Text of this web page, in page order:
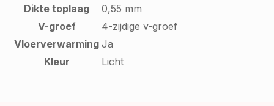
Dikte toplaag
0,55 mm
V-groef
4-zijdige v-groef
Vloerverwarming Ja
Kleur
Licht